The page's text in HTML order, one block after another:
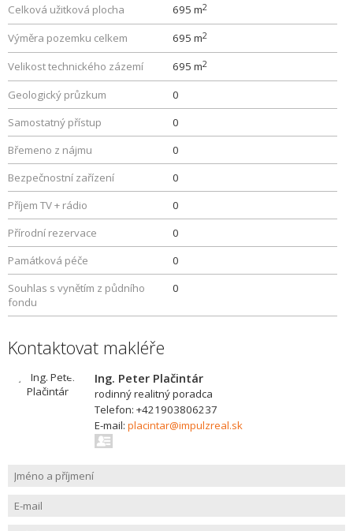
Celková užitková plocha
695 m2
Výměra pozemku celkem 695 m2
Velikost technického zázemí 695 m2
Geologický průzkum
0
Samostatný přístup
0
Břemeno z nájmu
0
Bezpečnostní zařízení
0
Příjem TV + rádio
0
Přírodní rezervace
0
Památková péče
0
Souhlas s vynětím z půdního
fondu
0
Kontaktovat makléře
Ing. Peter Plačintár
rodinný realitný poradca
Telefon: +421903806237
E-mail: placintar@impulzreal.sk